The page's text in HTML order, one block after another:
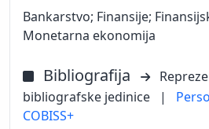
Bankarstvo; Finansije;
Monetarna ekonomija
Bibliografija
bibliografske jedinice
|
COBISS+